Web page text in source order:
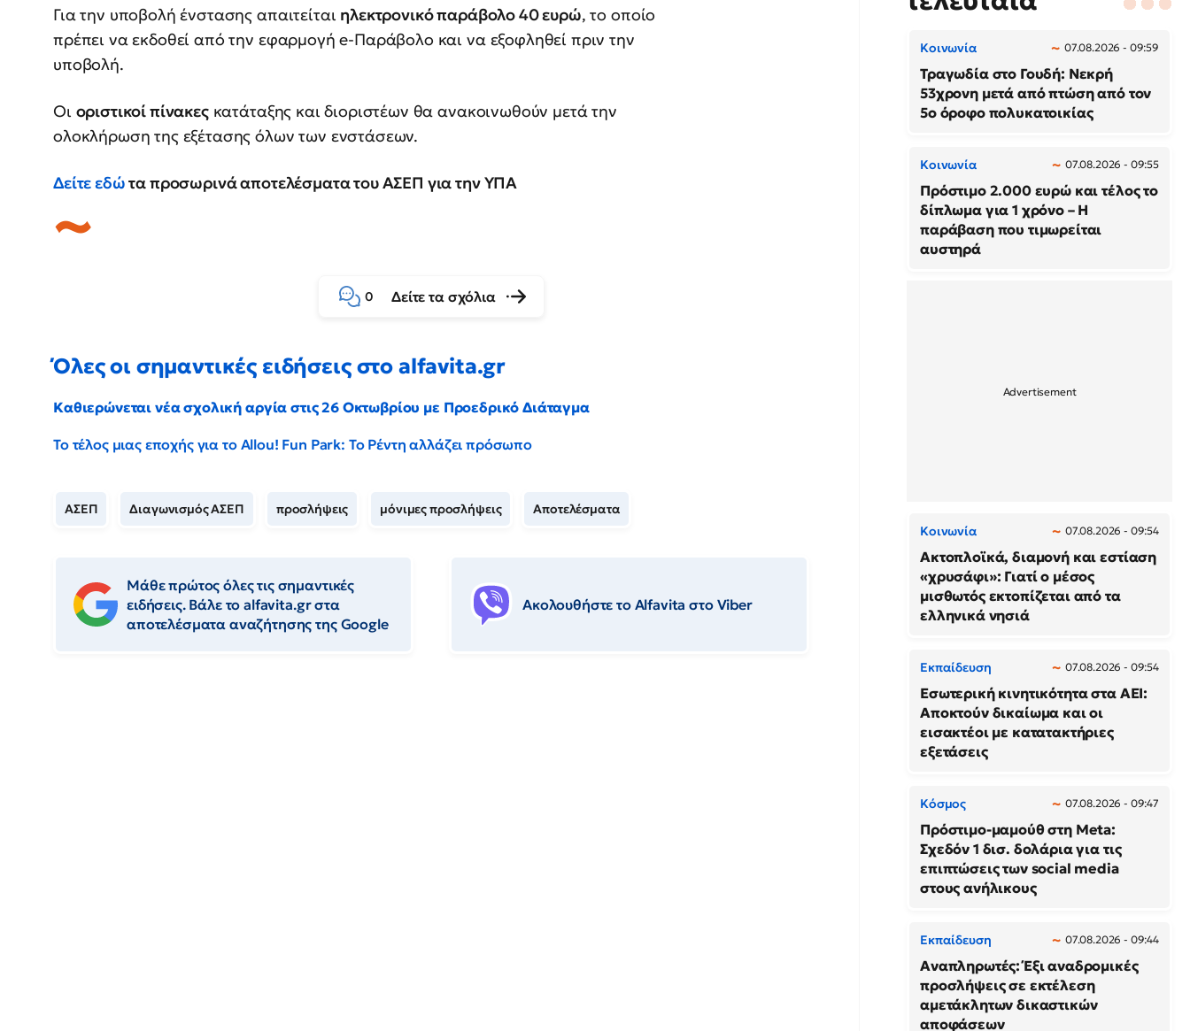
Για την υποβολή ένστασης απαιτείται ηλεκτρονικό παράβολο 40 ευρώ, το οποίο
πρέπει να εκδοθεί από την εφαρμογή e-Παράβολο και να εξοφληθεί πριν την
υποβολή.
Οι οριστικοί πίνακεςκατάταξης και διοριστέων θα ανακοινωθούν μετά την
ολοκλήρωση της εξέτασης όλων των ενστάσεων.
Δείτε εδώτα προσωρινά αποτελέσματα του ΑΣΕΠ για την ΥΠΑ
0 Δείτε τα σχόλια
Όλες οι σημαντικές ειδήσεις στο alfavita.gr
Καθιερώνεται νέα σχολική αργία στις 26 Οκτωβρίου με Προεδρικό Διάταγμα
Το τέλος μιας εποχής για το Allou! Fun Park: Το Ρέντη αλλάζει πρόσωπο
ΑΣΕΠ Διαγωνισμός ΑΣΕΠ προσλήψεις μόνιμες προσλήψεις Αποτελέσματα
Μάθε πρώτος όλες τις σημαντικές
ειδήσεις. Βάλε το alfavita.gr στα
αποτελέσματα αναζήτησης της Google
Ακολουθήστε το Αlfavita στο Viber
Κοινωνία 07.08.2026 - 09:59
Τραγωδία στο Γουδή: Νεκρή
53χρονη μετά από πτώση από τον
5ο όροφο πολυκατοικίας
Κοινωνία 07.08.2026 - 09:55
Πρόστιμο 2.000 ευρώ και τέλος το
δίπλωμα για 1 χρόνο – Η
παράβαση που τιμωρείται
αυστηρά
Κοινωνία 07.08.2026 - 09:54
Ακτοπλοϊκά, διαμονή και εστίαση
«χρυσάφι»: Γιατί ο μέσος
μισθωτός εκτοπίζεται από τα
ελληνικά νησιά
Εκπαίδευση 07.08.2026 - 09:54
Εσωτερική κινητικότητα στα ΑΕΙ:
Αποκτούν δικαίωμα και οι
εισακτέοι με κατατακτήριες
εξετάσεις
Κόσμος 07.08.2026 - 09:47
Πρόστιμο-μαμούθ στη Meta:
Σχεδόν 1 δισ. δολάρια για τις
επιπτώσεις των social media
στους ανήλικους
Εκπαίδευση 07.08.2026 - 09:44
Αναπληρωτές: Έξι αναδρομικές
προσλήψεις σε εκτέλεση
αμετάκλητων δικαστικών
αποφάσεων